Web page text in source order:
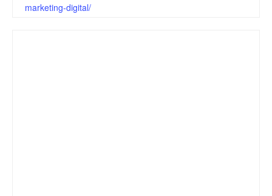
marketing-digital/